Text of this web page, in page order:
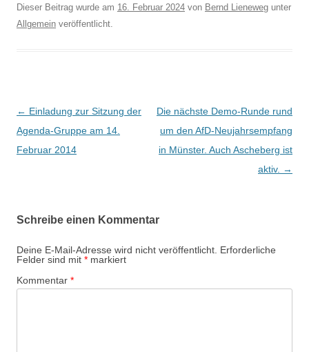
Dieser Beitrag wurde am 16. Februar 2024 von Bernd Lieneweg unter
Allgemein veröffentlicht.
B
e
i
g
s
-
N
← Einladung zur Sitzung der
Agenda-Gruppe am 14.
Februar 2014
Die nächste Demo-Runde rund
um den AfD-Neujahrsempfang
in Münster. Auch Ascheberg ist
aktiv. →
Schreibe einen Kommentar
Deine E-Mail-Adresse wird nicht veröffentlicht. Erforderliche
Felder sind mit * markiert
Kommentar *